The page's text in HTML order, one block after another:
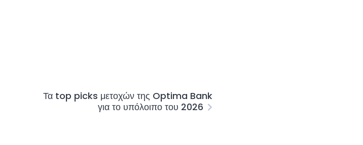
Τα top picks μετοχών της Optima Bank
για το υπόλοιπο του 2026